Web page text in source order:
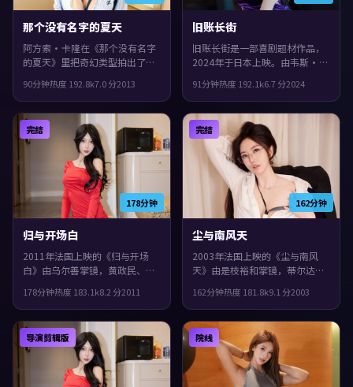
那个没有名字的夏天
阿方索·卡隆在《那个没有名字
的夏天》里把奇幻类型拍出了个
2013年与观众见面。主演包括宋
康昊、赵丽颖、李秉宪。结局留
白，给观众回味与讨论空间，整
体完成度较高，适合喜欢细腻叙
事与人物刻画的观众。
90分钟热度 192.8k7.0分2013
旧账长街
旧账长街是一部喜剧题材作品，
2024年于日本上映。由韦斯·安
渤等主演。真相像洋葱一样被层
层剥开，观感紧凑，值得推荐。
91分钟热度 192.1k6.7分2024
178分钟
完结
归与开场白
2011年法国上映的《归与开场
白》由乌尔善掌镜，黄政民、刘
偏冒险，结局留白，给观众回味
与讨论空间，整体完成度较高，
适合喜欢细腻叙事与人物刻画的
观众。
178分钟热度 183.1k8.2 分2011
162分钟
完结
尘与南风天
2003年法国上映的《尘与南风
天》由是枝裕和掌镜，蒂尔达·
绎。类型上偏历史，叙事在回忆
与现实之间交错推进，整体完成
度较高，适合喜欢细腻叙事与人
物刻画的观众。
162分钟热度 181.8k9.1 分2003
导演剪辑版 院线